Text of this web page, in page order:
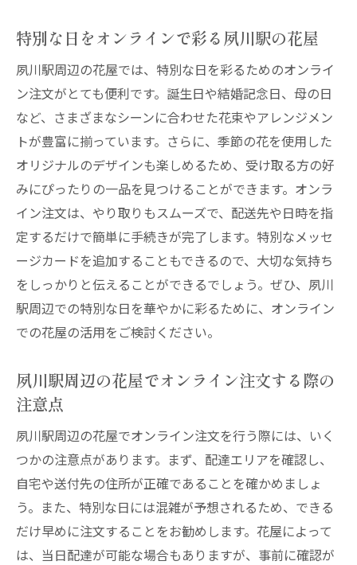
特別な日をオンラインで彩る夙川駅の花屋
夙川駅周辺の花屋では、特別な日を彩るためのオンライ
ン注文がとても便利です。誕生日や結婚記念日、母の日
など、さまざまなシーンに合わせた花束やアレンジメン
トが豊富に揃っています。さらに、季節の花を使用した
オリジナルのデザインも楽しめるため、受け取る方の好
みにぴったりの一品を見つけることができます。オンラ
イン注文は、やり取りもスムーズで、配送先や日時を指
定するだけで簡単に手続きが完了します。特別なメッセ
ージカードを追加することもできるので、大切な気持ち
をしっかりと伝えることができるでしょう。ぜひ、夙川
駅周辺での特別な日を華やかに彩るために、オンライン
での花屋の活用をご検討ください。
夙川駅周辺の花屋でオンライン注文する際の
注意点
夙川駅周辺の花屋でオンライン注文を行う際には、いく
つかの注意点があります。まず、配達エリアを確認し、
自宅や送付先の住所が正確であることを確かめましょ
う。また、特別な日には混雑が予想されるため、できる
だけ早めに注文することをお勧めします。花屋によって
は、当日配達が可能な場合もありますが、事前に確認が